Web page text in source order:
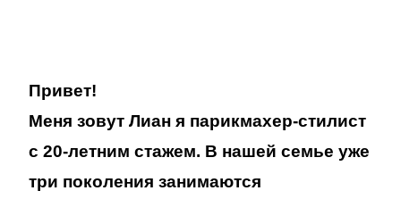
Привет!
Меня зовут Лиан я парикмахер-стилист
с 20-летним стажем. В нашей семье уже
три поколения занимаются